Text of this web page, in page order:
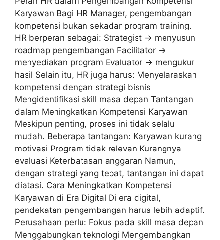
Karyawan Bagi HR Manager, pengembangan
kompetensi bukan sekadar program training.
HR berperan sebagai: Strategist → menyusun
roadmap pengembangan Facilitator →
menyediakan program Evaluator → mengukur
hasil Selain itu, HR juga harus: Menyelaraskan
kompetensi dengan strategi bisnis
Mengidentifikasi skill masa depan Tantangan
dalam Meningkatkan Kompetensi Karyawan
Meskipun penting, proses ini tidak selalu
mudah. Beberapa tantangan: Karyawan kurang
motivasi Program tidak relevan Kurangnya
evaluasi Keterbatasan anggaran Namun,
dengan strategi yang tepat, tantangan ini dapat
diatasi. Cara Meningkatkan Kompetensi
Karyawan di Era Digital Di era digital,
pendekatan pengembangan harus lebih adaptif.
Perusahaan perlu: Fokus pada skill masa depan
Menggabungkan teknologi Mengembangkan